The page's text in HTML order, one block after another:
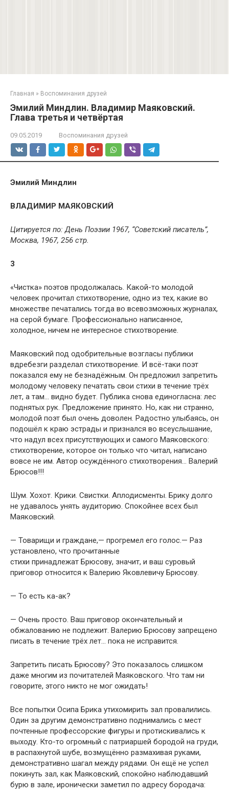
Главная » Воспоминания друзей
Эмилий Миндлин. Владимир Маяковский.
Глава третья и четвёртая
09.05.2019 Воспоминания друзей
Эмилий Миндлин
ВЛАДИМИР МАЯКОВСКИЙ
Цитируется по: День Поэзии 1967, “Советский писатель”,
Москва, 1967, 256 стр.
3
«Чистка» поэтов продолжалась. Какой-то молодой
человек прочитал стихотворение, одно из тех, какие во
множестве печатались тогда во всевозможных журналах,
на серой бумаге. Профессионально написанное,
холодное, ничем не интересное стихотворение.
Маяковский под одобрительные возгласы публики
вдребезги разделал стихотворение. И всё-таки поэт
показался ему не безнадёжным. Он предложил запретить
молодому человеку печатать свои стихи в течение трёх
лет, а там… видно будет. Публика снова единогласна: лес
поднятых рук. Предложение принято. Но, как ни странно,
молодой поэт был очень доволен. Радостно улыбаясь, он
подошёл к краю эстрады и признался во всеуслышание,
что надул всех присутствующих и самого Маяковского:
стихотворение, которое он только что читал, написано
вовсе не им. Автор осуждённого стихотворения… Валерий
Брюсов!!!
Шум. Хохот. Крики. Свистки. Аплодисменты. Брику долго
не удавалось унять аудиторию. Спокойнее всех был
Маяковский.
— Товарищи и граждане,— прогремел его голос.— Раз
установлено, что прочитанные
стихи принадлежат Брюсову, значит, и ваш суровый
приговор относится к Валерию Яковлевичу Брюсову.
— То есть ка-ак?
— Очень просто. Ваш приговор окончательный и
обжалованию не подлежит. Валерию Брюсову запрещено
писать в течение трёх лет… пока не исправится.
Запретить писать Брюсову? Это показалось слишком
даже многим из почитателей Маяковского. Что там ни
говорите, этого никто не мог ожидать!
Все попытки Осипа Брика утихомирить зал провалились.
Один за другим демонстративно поднимались с мест
почтенные профессорские фигуры и протискивались к
выходу. Кто-то огромный с патриаршей бородой на груди,
в распахнутой шубе, возмущённо размахивая руками,
демонстративно шагал между рядами. Он ещё не успел
покинуть зал, как Маяковский, спокойно наблюдавший
бурю в зале, иронически заметил по адресу бородача: